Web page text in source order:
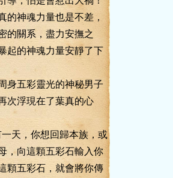
神魂力量也是不差，
的關系，盡力安撫之
起的神魂力量安靜了下
五彩靈光的神秘男子
次浮現在了葉真的心
，你想回歸本族，或
，向這顆五彩石輸入你
顆五彩石，就會將你傳